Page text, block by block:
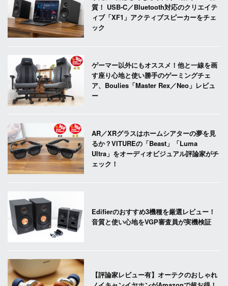
質！ USB-C／Bluetooth対応のクリエイテ
ィブ「XF1」アクティブスピーカーをチェ
ック
ゲーマー以外にもオススメ！他と一線を画
す座り心地と使い勝手のゲーミングチェ
ア、Boulies「Master Rex／Neo」レビュ
ー
AR／XRグラスはホームシアターの夢を見
るか？VITUREの「Beast」「Luma
Ultra」をオーディオビジュアル評論家がチ
ェック！
Edifierのおすすめ3機種を厳選レビュー！
音質と使い心地をVGP審査員が実機検証
【評論家レビュー有】オーテクのおしゃれ